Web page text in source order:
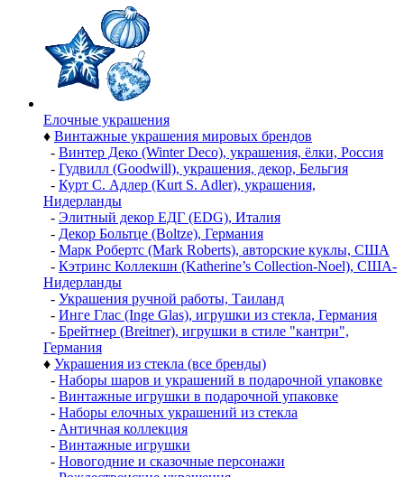
Елочные украшения
♦ Винтажные украшения мировых брендов
- Винтер Деко (Winter Deco), украшения, ёлки, Россия
- Гудвилл (Goodwill), украшения, декор, Бельгия
- Курт С. Адлер (Kurt S. Adler), украшения,
Нидерланды
- Элитный декор ЕДГ (EDG), Италия
- Декор Больтце (Boltze), Германия
- Марк Робертс (Mark Roberts), авторские куклы, США
- Кэтринс Коллекшн (Katherine’s Collection-Noel), США-
Нидерланды
- Украшения ручной работы, Таиланд
- Инге Глас (Inge Glas), игрушки из стекла, Германия
- Брейтнер (Breitner), игрушки в стиле "кантри",
Германия
♦ Украшения из стекла (все бренды)
- Наборы шаров и украшений в подарочной упаковке
- Винтажные игрушки в подарочной упаковке
- Наборы елочных украшений из стекла
- Античная коллекция
- Винтажные игрушки
- Новогодние и сказочные персонажи